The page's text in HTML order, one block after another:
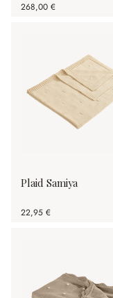
268,00 €
Plaid Samiya
22,95 €